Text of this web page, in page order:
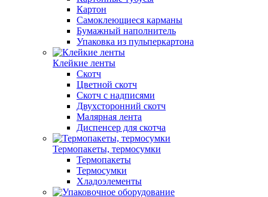
Картон
Самоклеющиеся карманы
Бумажный наполнитель
Упаковка из пульперкартона
Клейкие ленты
Скотч
Цветной скотч
Скотч с надписями
Двухсторонний скотч
Малярная лента
Диспенсер для скотча
Термопакеты, термосумки
Термопакеты
Термосумки
Хладоэлементы